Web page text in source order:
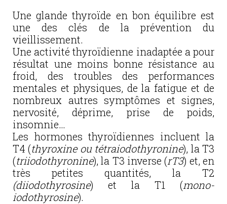
Une glande thyroïde en bon équilibre est
une des clés de la prévention du
vieillissement.
Une activité thyroïdienne inadaptée a pour
résultat une moins bonne résistance au
froid, des troubles des performances
mentales et physiques, de la fatigue et de
nombreux autres symptômes et signes,
nervosité, déprime, prise de poids,
insomnie…
Les hormones thyroïdiennes incluent la
T4 (thyroxine ou tétraiodothyronine), la T3
(triiodothyronine), la T3 inverse (rT3) et, en
très petites quantités, la T2
(diiodothyrosine) et la T1 (mono-
iodothyrosine).